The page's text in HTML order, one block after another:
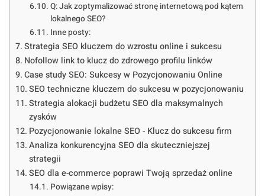
Q: Jak zoptymalizować stronę internetową pod kątem
lokalnego SEO?
Inne posty:
Strategia SEO kluczem do wzrostu online i sukcesu
Nofollow link to klucz do zdrowego profilu linków
Case study SEO: Sukcesy w Pozycjonowaniu Online
SEO techniczne kluczem do sukcesu w pozycjonowaniu
Strategia alokacji budżetu SEO dla maksymalnych
zysków
Pozycjonowanie lokalne SEO - Klucz do sukcesu firm
Analiza konkurencyjna SEO dla skuteczniejszej
strategii
SEO dla e-commerce poprawi Twoją sprzedaż online
Powiązane wpisy: